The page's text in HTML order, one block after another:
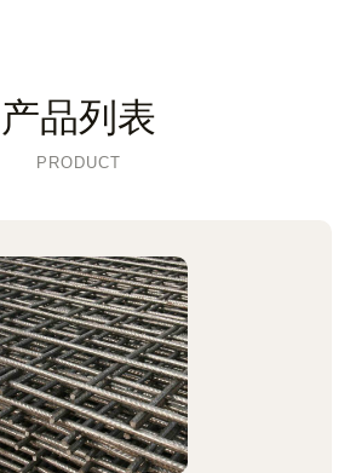
产品列表
PRODUCT